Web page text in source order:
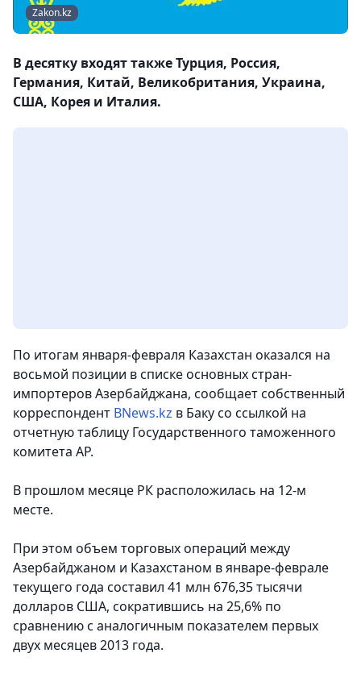
Zakon.kz
В десятку входят также Турция, Россия,
Германия, Китай, Великобритания, Украина,
США, Корея и Италия.
По итогам января-февраля Казахстан оказался на
восьмой позиции в списке основных стран-
импортеров Азербайджана, сообщает собственный
корреспондент BNews.kz в Баку со ссылкой на
отчетную таблицу Государственного таможенного
комитета АР.
В прошлом месяце РК расположилась на 12-м
месте.
При этом объем торговых операций между
Азербайджаном и Казахстаном в январе-феврале
текущего года составил 41 млн 676,35 тысячи
долларов США, сократившись на 25,6% по
сравнению с аналогичным показателем первых
двух месяцев 2013 года.